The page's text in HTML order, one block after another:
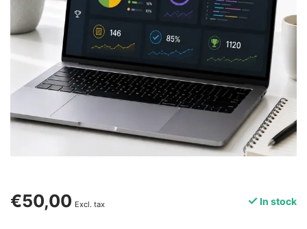
€50,00 Excl. tax In stock